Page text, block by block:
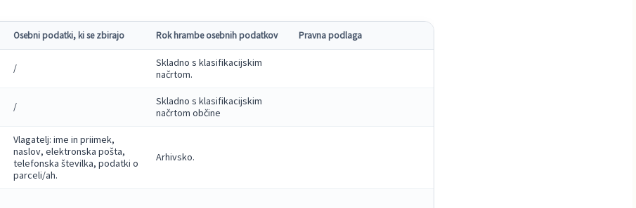
Osebni podatki, ki se zbirajo Rok hrambe osebnih podatkov Pravna podlaga
/
Skladno s klasifikacijskim
načrtom.
/
Skladno s klasifikacijskim
načrtom občine
Vlagatelj: ime in priimek,
naslov, elektronska pošta,
telefonska številka, podatki o
parceli/ah.
Arhivsko.